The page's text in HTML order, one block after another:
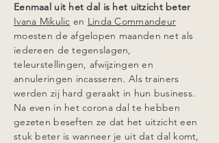
Eenmaal uit het dal is het uitzicht beter
Ivana Mikulic en Linda Commandeur
moesten de afgelopen maanden net als
iedereen de tegenslagen,
teleurstellingen, afwijzingen en
annuleringen incasseren. Als trainers
werden zij hard geraakt in hun business.
Na even in het corona dal te hebben
gezeten beseften ze dat het uitzicht een
stuk beter is wanneer je uit dat dal komt,